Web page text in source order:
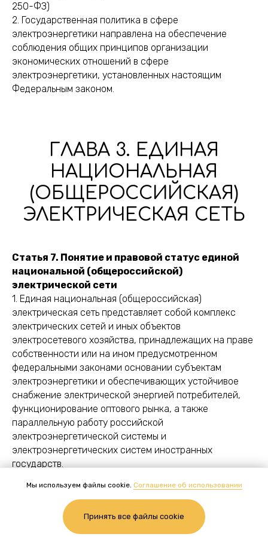
250-ФЗ)
2. Государственная политика в сфере
электроэнергетики направлена на обеспечение
соблюдения общих принципов организации
экономических отношений в сфере
электроэнергетики, установленных настоящим
Федеральным законом.
ГЛАВА 3. ЕДИНАЯ
НАЦИОНАЛЬНАЯ
(ОБЩЕРОССИЙСКАЯ)
ЭЛЕКТРИЧЕСКАЯ СЕТЬ
Статья 7. Понятие и правовой статус единой
национальной (общероссийской)
электрической сети
1. Единая национальная (общероссийская)
электрическая сеть представляет собой комплекс
электрических сетей и иных объектов
электросетевого хозяйства, принадлежащих на праве
собственности или на ином предусмотренном
федеральными законами основании субъектам
электроэнергетики и обеспечивающих устойчивое
снабжение электрической энергией потребителей,
функционирование оптового рынка, а также
параллельную работу российской
электроэнергетической системы и
электроэнергетических систем иностранных
государств.
характеристики пропускной способности,
реверсивности потоков электрической энергии и
иные технологические характеристики объектов
электросетевого хозяйства, входящих в единую
Мы используем файлы cookie. Соглашение об использовании
Принять все файлы cookie